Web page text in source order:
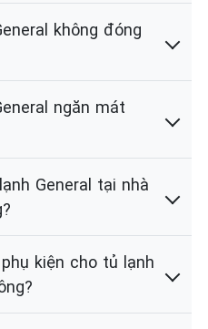
không đóng
ngăn mát
General tại nhà
kiện cho tủ lạnh